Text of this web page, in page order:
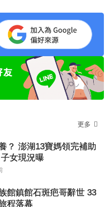
更多
？ 澎湖13寶媽領完補助
女現況曝
館鎮館石斑疤哥辭世 33
程落幕